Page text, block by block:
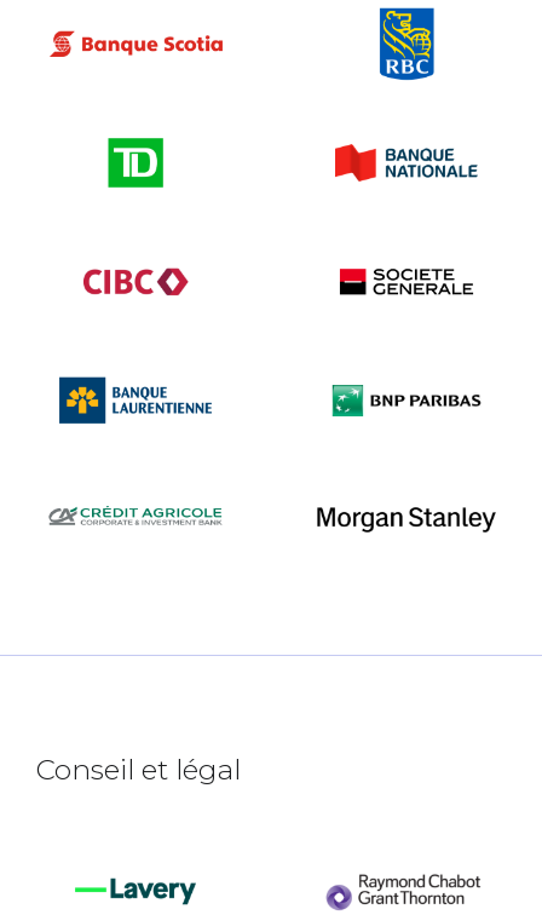
Conseil et légal